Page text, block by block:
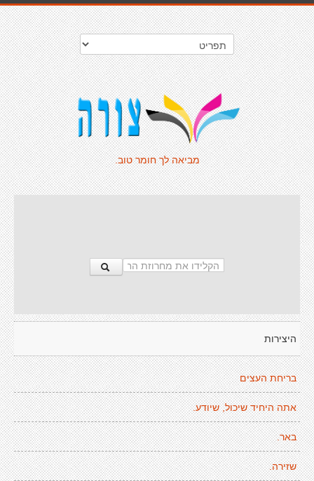
מביאה לך חומר טוב.
היצירות
בריחת העצים
אתה היחיד שיכול, שיודע.
באר.
שזירה.